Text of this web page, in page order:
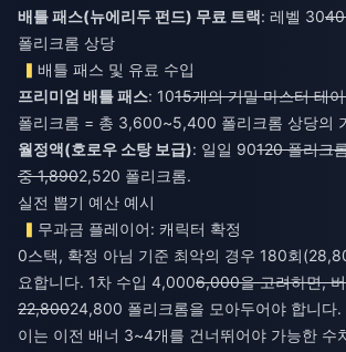
배틀 패스(뉴에리두 펀드) 무료 트랙: 레벨 30
폴리크롬 상당
배틀 패스 및 유료 수입
프리미엄 배틀 패스: 1015개의 기밀 마스터 테
폴리크롬 = 총 3,600~5,400 폴리크롬 상당의
월정액(호로우 소탕 보급): 일일 90120 폴리크
중 1,8902,520 폴리크롬.
실전 뽑기 예산 예시
무과금 플레이어: 캐릭터 확정
0스택, 확정 아님 기준 최악의 경우 180회
요합니다. 1차 수입 4,0006,000을 고려하면,
22,80024,800 폴리크롬을 모아두어야 합니다.
이는 이전 배너 3~4개를 건너뛰어야 가능한 수